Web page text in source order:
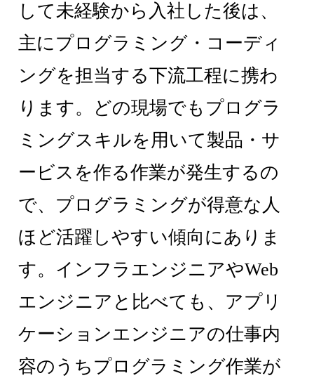
して未経験から入社した後は、
主にプログラミング・コーディ
ングを担当する下流工程に携わ
ります。どの現場でもプログラ
ミングスキルを用いて製品・サ
ービスを作る作業が発生するの
で、プログラミングが得意な人
ほど活躍しやすい傾向にありま
す。インフラエンジニアやWeb
エンジニアと比べても、アプリ
ケーションエンジニアの仕事内
容のうちプログラミング作業が